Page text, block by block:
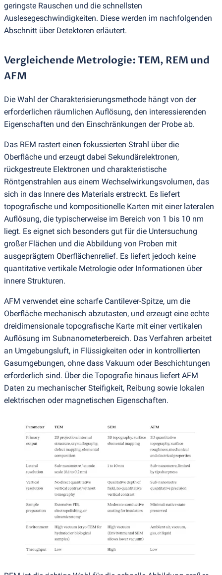
geringste Rauschen und die schnellsten
Auslesegeschwindigkeiten. Diese werden im nachfolgenden
Abschnitt über Detektoren erläutert.
Vergleichende Metrologie: TEM, REM und
AFM
Die Wahl der Charakterisierungsmethode hängt von der
erforderlichen räumlichen Auflösung, den interessierenden
Eigenschaften und den Einschränkungen der Probe ab.
Das REM rastert einen fokussierten Strahl über die
Oberfläche und erzeugt dabei Sekundärelektronen,
rückgestreute Elektronen und charakteristische
Röntgenstrahlen aus einem Wechselwirkungsvolumen, das
sich in das Innere des Materials erstreckt. Es liefert
topografische und kompositionelle Karten mit einer lateralen
Auflösung, die typischerweise im Bereich von 1 bis 10 nm
liegt. Es eignet sich besonders gut für die Untersuchung
großer Flächen und die Abbildung von Proben mit
ausgeprägtem Oberflächenrelief. Es liefert jedoch keine
quantitative vertikale Metrologie oder Informationen über
innere Strukturen.
AFM verwendet eine scharfe Cantilever-Spitze, um die
Oberfläche mechanisch abzutasten, und erzeugt eine echte
dreidimensionale topografische Karte mit einer vertikalen
Auflösung im Subnanometerbereich. Das Verfahren arbeitet
an Umgebungsluft, in Flüssigkeiten oder in kontrollierten
Gasumgebungen, ohne dass Vakuum oder Beschichtungen
erforderlich sind. Über die Topografie hinaus liefert AFM
Daten zu mechanischer Steifigkeit, Reibung sowie lokalen
elektrischen oder magnetischen Eigenschaften.